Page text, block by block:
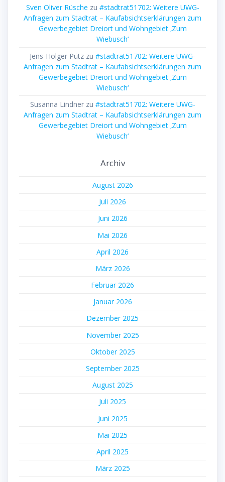
Sven Oliver Rüsche zu #stadtrat51702: Weitere UWG-
Anfragen zum Stadtrat – Kaufabsichtserklärungen zum
Gewerbegebiet Dreiort und Wohngebiet ‚Zum
Wiebusch‘
Jens-Holger Pütz zu #stadtrat51702: Weitere UWG-
Anfragen zum Stadtrat – Kaufabsichtserklärungen zum
Gewerbegebiet Dreiort und Wohngebiet ‚Zum
Wiebusch‘
Susanna Lindnerzu #stadtrat51702: Weitere UWG-
Anfragen zum Stadtrat – Kaufabsichtserklärungen zum
Gewerbegebiet Dreiort und Wohngebiet ‚Zum
Wiebusch‘
Archiv
August 2026
Juli 2026
Juni 2026
Mai 2026
April 2026
März 2026
Februar 2026
Januar 2026
Dezember 2025
November 2025
Oktober 2025
September 2025
August 2025
Juli 2025
Juni 2025
Mai 2025
April 2025
März 2025